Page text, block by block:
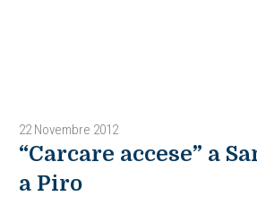
22 Novembre 2012
“Carcare accese” a
a Piro